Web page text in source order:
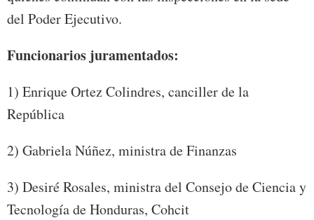
del Poder Ejecutivo.
Funcionarios juramentados:
1) Enrique Ortez Colindres, canciller de la
República
2) Gabriela Núñez, ministra de Finanzas
3) Desiré Rosales, ministra del Consejo de Ciencia y
Tecnología de Honduras, Cohcit